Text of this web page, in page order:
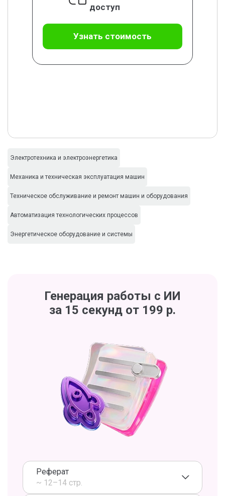
доступ
Узнать стоимость
Электротехника и электроэнергетика
Механика и техническая эксплуатация машин
Техническое обслуживание и ремонт машин и оборудования
Автоматизация технологических процессов
Энергетическое оборудование и системы
Генерация работы с ИИ
за 15 секунд от 199 р.
Реферат
~ 12–14 стр.